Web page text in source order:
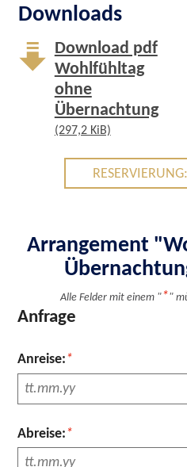
Downloads
Download pdf
Wohlfühltag
ohne
Übernachtung
(297,2 KiB)
Arrangement
Alle Felder mit einem "*"
Anfrage
Pflichtfeld
Anreise:*
Pflichtfeld
Abreise:*